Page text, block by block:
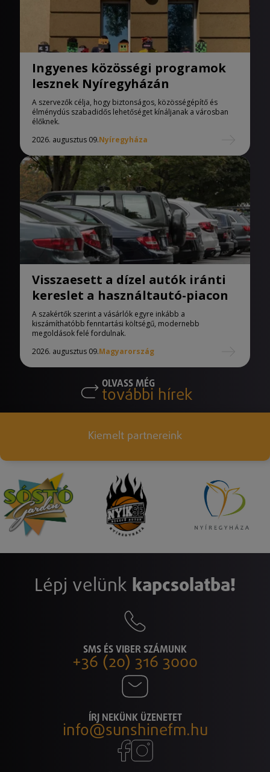
Ingyenes közösségi programok
lesznek Nyíregyházán
A szervezők célja, hogy biztonságos, közösségépítő és
élménydús szabadidős lehetőséget kínáljanak a városban
élőknek.
2026. augusztus 09.Nyíregyháza
Visszaesett a dízel autók iránti
kereslet a használtautó-piacon
A szakértők szerint a vásárlók egyre inkább a
kiszámíthatóbb fenntartási költségű, modernebb
megoldások felé fordulnak.
2026. augusztus 09.Magyarország
OLVASS MÉG
további hírek
Kiemelt partnereink
Lépj velünk kapcsolatba!
SMS ÉS VIBER SZÁMUNK
+36 (20) 316 3000
ÍRJ NEKÜNK ÜZENETET
info@sunshinefm.hu